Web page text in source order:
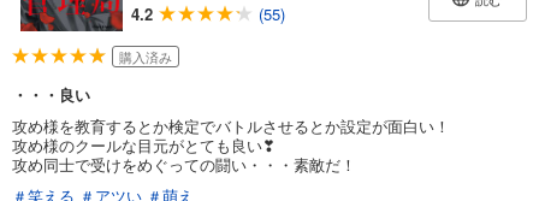
4.2
(55)
購入済み
・・・良い
攻め様を教育するとか検定でバトルさせるとか設定が面白い！
攻め様のクールな目元がとても良い❣
攻め同士で受けをめぐっての闘い・・・素敵だ！
＃笑える ＃アツい ＃萌え